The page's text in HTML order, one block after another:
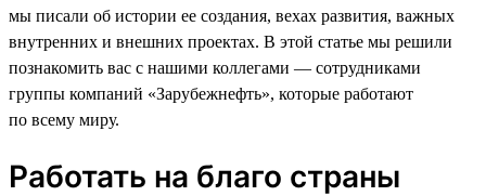
мы писали об истории ее создания, вехах развития, важных
внутренних и внешних проектах. В этой статье мы решили
познакомить вас с нашими коллегами — сотрудниками
группы компаний «Зарубежнефть», которые работают
по всему миру.
Работать на благо страны